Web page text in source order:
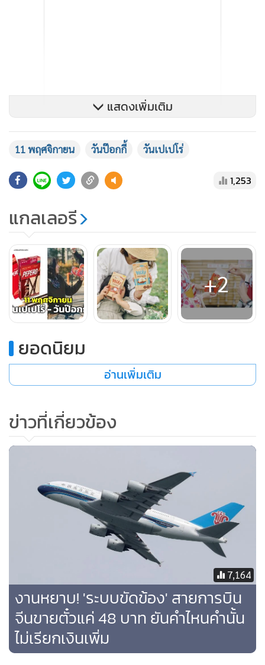
สมาคมส่งเสริมเทคโนโลยี (ไทย-ญี่ปุ่น) อธิบายเกี่ยวกับวันเปเปโร่
วันเปเปโร่ จัดขึ้นครั้งแรกในปี ค.ศ.1994 โดยบริษัท ล็อตเต้ ซึ่ง
เป็นผู้ผลิตขนมดังกล่าว ได้อ้างถึงที่มาของการจัดงานว่า มี
นักเรียนหญิงชั้นมัธยมต้นของโรงเรียนแห่งหนึ่งในภูมิภาคย็องนัม
(영남 Yeongnam) ได้แลกขนมเปเปโร่กับเพื่อนของเธอเพื่อ
อธิษฐานให้มีรูปร่างสูงและผอมเพรียวเหมือนลักษณะของแท่ง
ขนมนั่นเอง
แสดงเพิ่มเติม
11 พฤศจิกายน วันป๊อกกี้ วันเปเปโร่
1,253
แกลเลอรี
+2
ยอดนิยม
อ่านเพิ่มเติม
ข่าวที่เกี่ยวข้อง
7,164
งานหยาบ! 'ระบบขัดข้อง' สายการบิน
จีนขายตั๋วแค่ 48 บาท ยันคำไหนคำนั้น
ไม่เรียกเงินเพิ่ม